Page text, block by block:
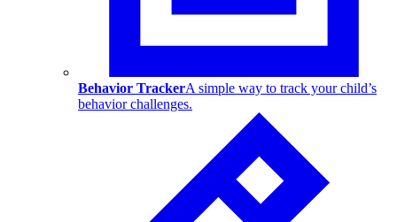
Behavior TrackerA simple way to track your child’s
behavior challenges.